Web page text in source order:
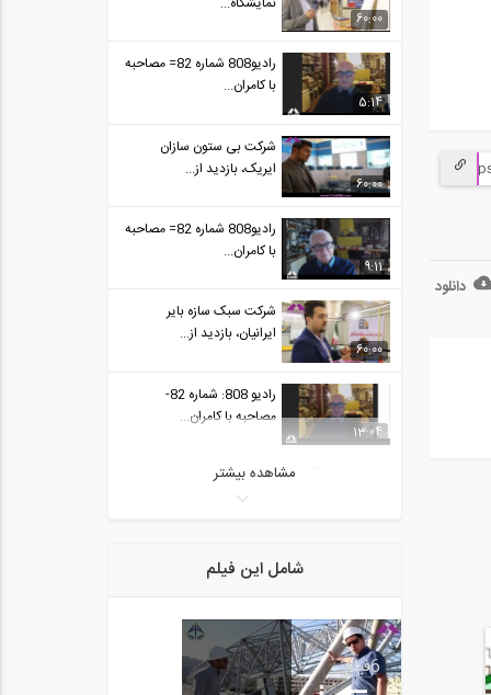
دانلود
60:00
5:14
رادیو808 شماره 82= مصاحبه
با کامران...
60:00
شرکت بی ستون سازان
ایریک، بازدید از...
9:11
رادیو808 شماره 82= مصاحبه
با کامران...
60:00
شرکت سبک سازه بایر
ایرانیان، بازدید از...
13:04
رادیو 808: شماره 82-
مصاحبه با کامران...
شرکت هبلکس آستان قدس
ایجاد جوامع پایدار، نقش
مهندسان عمران-...
60:00
شرکت عمران نوبون، بازدید از
نمایشگاه...
مشاهده بیشتر
شامل این فیلم
6فیلم